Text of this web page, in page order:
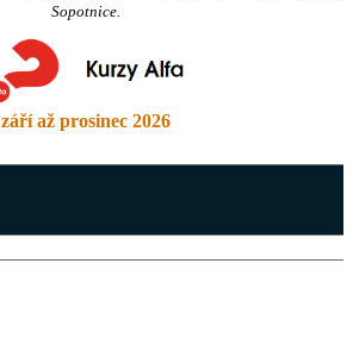
Sopotnice.
září až prosinec 2026